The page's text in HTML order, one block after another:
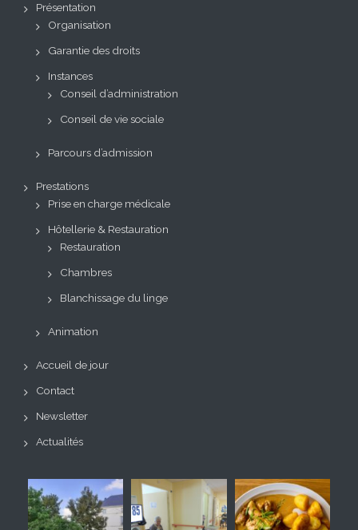
Présentation
Organisation
Garantie des droits
Instances
Conseil d’administration
Conseil de vie sociale
Parcours d’admission
Prestations
Prise en charge médicale
Hôtellerie & Restauration
Restauration
Chambres
Blanchissage du linge
Animation
Accueil de jour
Contact
Newsletter
Actualités